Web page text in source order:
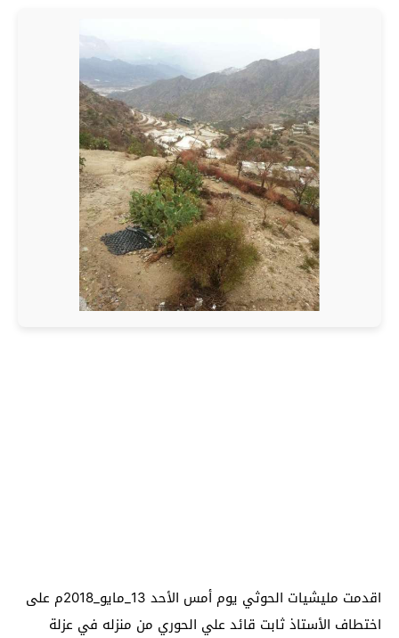
اقدمت مليشيات الحوثي يوم أمس الأحد 13_مايو_2018م على
اختطاف الأستاذ ثابت قائد علي الحوري من منزله في عزلة